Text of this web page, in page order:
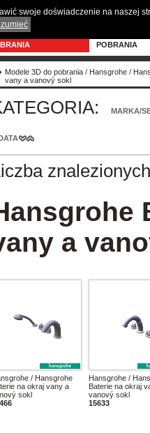
POBRANIA
Modele 3D do pobrania / Hansgrohe /
vany a vanový sokl
MARKA/
a
/ Hansgrohe
na okraj vany a
sokl
Hansgrohe /
Baterie na okraj
vanový sokl
15633
swoje doświadczenie na naszej